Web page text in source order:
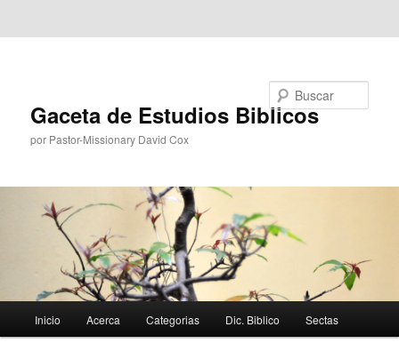
Gaceta de Estudios Biblicos
por Pastor-Missionary David Cox
principal
Inicio Acerca Categorias Dic. Biblico Sectas